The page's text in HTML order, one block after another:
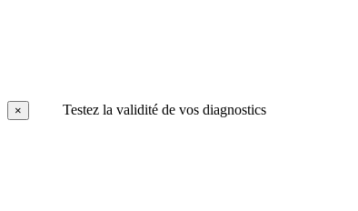
× Testez la validité de vos diagnostics